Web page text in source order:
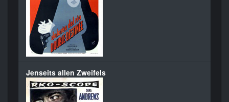
Jenseits allen Zweifels